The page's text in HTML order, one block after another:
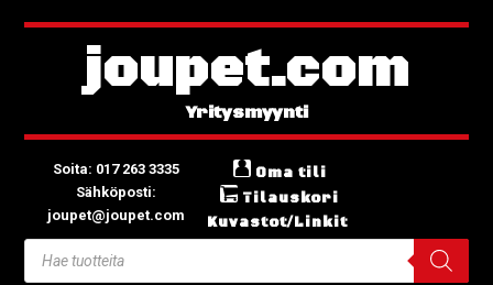
joupet.com
Soita: 017 263 3335
Sähköposti:
joupet@joupet.com
Oma tili
Tilauskori
Kuvastot/Linkit